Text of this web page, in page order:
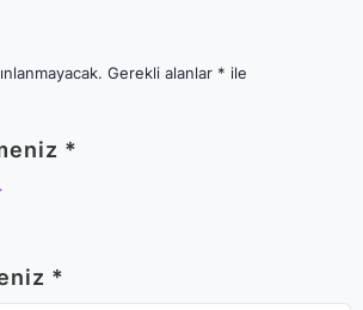
Gerekli alanlar * ile
*
*